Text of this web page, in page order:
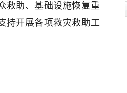
救助、基础设施恢复重
持开展各项救灾救助工